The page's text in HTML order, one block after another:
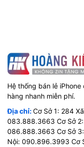
Hệ thống bán lẻ
hàng nhanh miễn phí.
Địa chỉ:Cơ Sở 1: 284
083.888.3663 Cơ Sở 2:
086.888.3663 Cơ Sở
Nội: 090.896.3993 Cơ